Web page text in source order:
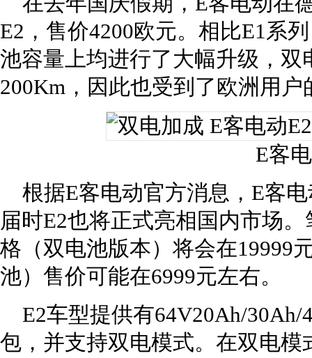
E2，售价4200欧元。相比E1系
池容量上均进行了大幅升级，
200Km，因此也受到了欧洲用户
E客
根据E客电动官方消息，E客
届时E2也将正式亮相国内市场
格（双电池版本）将会在19999
池）售价可能在6999元左右。
E2车型提供有64V20Ah/30Ah/
包，并支持双电模式。在双电